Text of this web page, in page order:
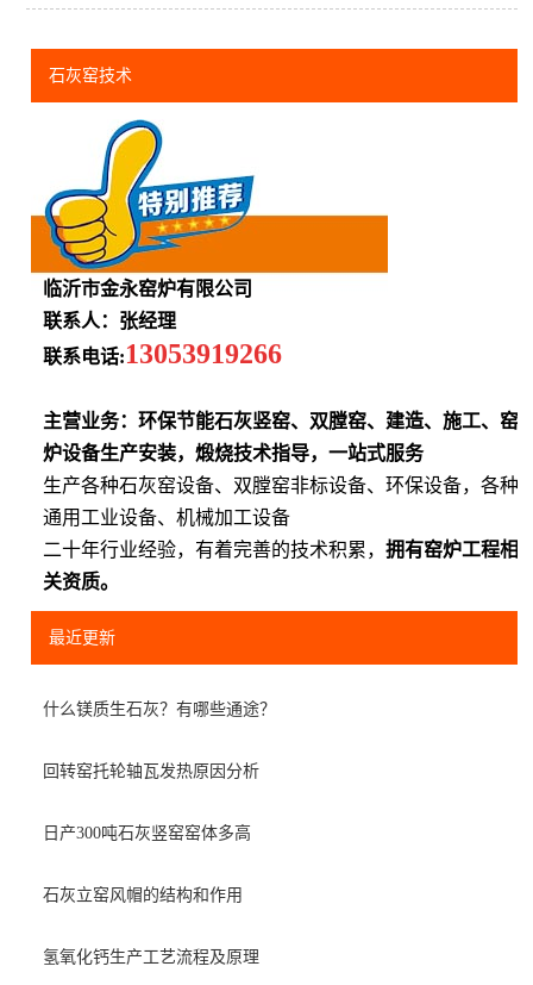
石灰窑技术
临沂市金永窑炉有限公司
联系人：张经理
联系电话:13053919266
主营业务：环保节能石灰竖窑、双膛窑、建造、施工、窑
炉设备生产安装，煅烧技术指导，一站式服务
生产各种石灰窑设备、双膛窑非标设备、环保设备，各种
通用工业设备、机械加工设备
二十年行业经验，有着完善的技术积累，拥有窑炉工程相
关资质。
最近更新
什么镁质生石灰？有哪些通途？
回转窑托轮轴瓦发热原因分析
日产300吨石灰竖窑窑体多高
石灰立窑风帽的结构和作用
氢氧化钙生产工艺流程及原理